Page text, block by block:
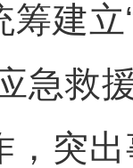
筹建
急救
，突